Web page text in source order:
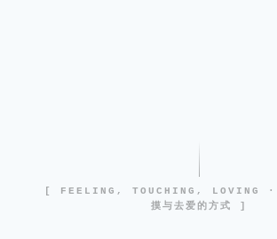
[ FEELING, TOUCHING, LOVING ·
摸与去爱的方式 ]